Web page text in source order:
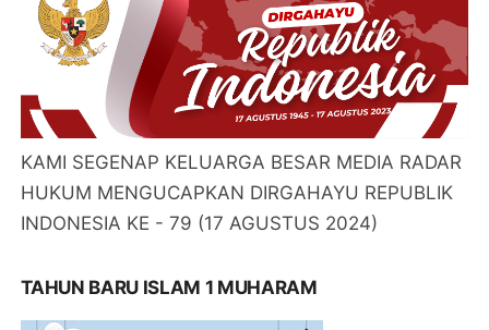
KAMI SEGENAP KELUARGA BESAR MEDIA RADAR
HUKUM MENGUCAPKAN DIRGAHAYU REPUBLIK
INDONESIA KE - 79 (17 AGUSTUS 2024)
TAHUN BARU ISLAM 1 MUHARAM